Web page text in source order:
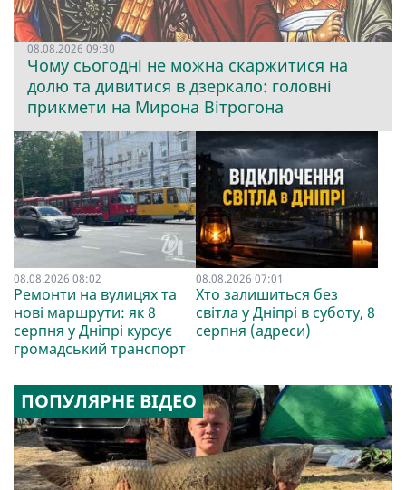
08.08.2026 09:30
Чому сьогодні не можна скаржитися на
долю та дивитися в дзеркало: головні
прикмети на Мирона Вітрогона
08.08.2026 08:02
Ремонти на вулицях та
нові маршрути: як 8
серпня у Дніпрі курсує
громадський транспорт
08.08.2026 07:01
Хто залишиться без
світла у Дніпрі в суботу, 8
серпня (адреси)
ПОПУЛЯРНЕ ВІДЕО